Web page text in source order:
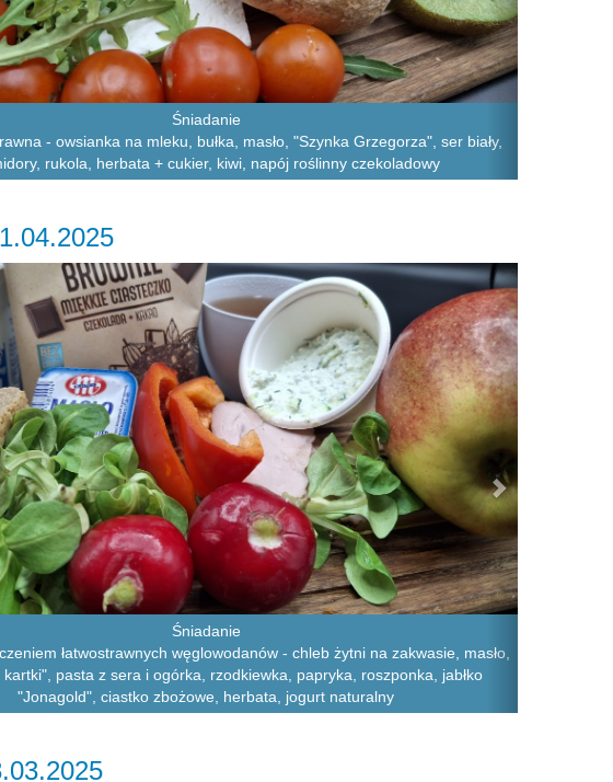
Śniadanie
- owsianka na mleku, bułka, masło, "Szynka Grzegorza", ser biały,
rukola, herbata + cukier, kiwi, napój roślinny czekoladowy
Śniadanie
łatwostrawnych węglowodanów - chleb żytni na zakwasie, masło,
pasta z sera i ogórka, rzodkiewka, papryka, roszponka, jabłko
"Jonagold", ciastko zbożowe, herbata, jogurt naturalny
Next